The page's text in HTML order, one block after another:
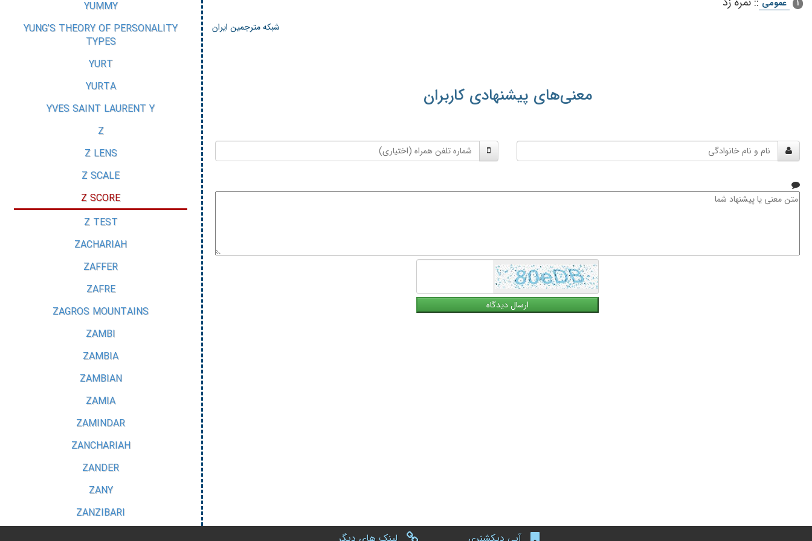
1 عمومی
شبکه مترجمین ایران
معنی‌های پیشنهادی کاربران
و
شماره
تلفن
متن
YUMMY
YUNG’S THEORY OF PERSONALITY
TYPES
YURT
YURTA
YVES SAINT LAURENT Y
Z
Z LENS
Z SCALE
Z SCORE
Z TEST
ZACHARIAH
ZAFFER
ZAFRE
ZAGROS MOUNTAINS
ZAMBI
ZAMBIA
ZAMBIAN
ZAMIA
ZAMINDAR
ZANCHARIAH
ZANDER
ZANY
ZANZIBARI